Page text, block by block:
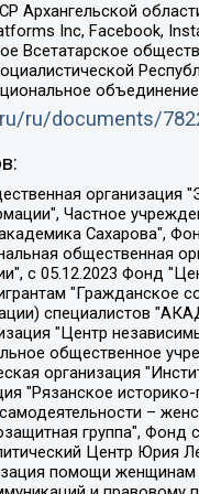
Архангельской
Inc, Facebook,
Всетатарское
ru/documents/
коммуникаций и правовому просвещению "Так-так-Так", Фонд содействия устойчивому развитию "Серебряная тайга", Свердловский региональный общественный фонд социальных проектов "Новое время", "Idel.Реалии", Кавказ.Реалии, Крым.Реалии, Телеканал Настоящее Время, Татаро-башкирская служба Радио Свобода (Azatliq Radiosi), Радио Свободная Европа/Радио Свобода (PCE/PC), "Сибирь.Реалии", "Фактограф", Благотворительный фонд помощи осужденным и их семьям, Автономная некоммерческая организация "Институт глобализации и социальных движений", Фонд "В защиту прав заключенных", Частное учреждение "Центр поддержки и содействия развитию средств массовой информации", Пензенский региональный общественный благотворительный фонд "Гражданский союз", "Север.Реалии", Некоммерческая организация Фонд "Правовая инициатива", Общество с ограниченной ответственностью "Радио Свободная Европа/Радио Свобода", Чешское информационное агентство "MEDIUM-ORIENT", Красноярская региональная общественная организация "Мы против СПИДа", Камалягин Денис Николаевич, Маркелов Сергей Евгеньевич, Пономарев Лев Александрович, Савицкая Людмила Алексеевна, Автономная некоммерческая организация "Центр по работе с проблемой насилия "НАСИЛИЮ.НЕТ", Межрегиональный профессиональный союз работников здравоохранения "Альянс врачей", Юридическое лицо, зарегистрированное в Латвийской Республике, SIA "Medusa